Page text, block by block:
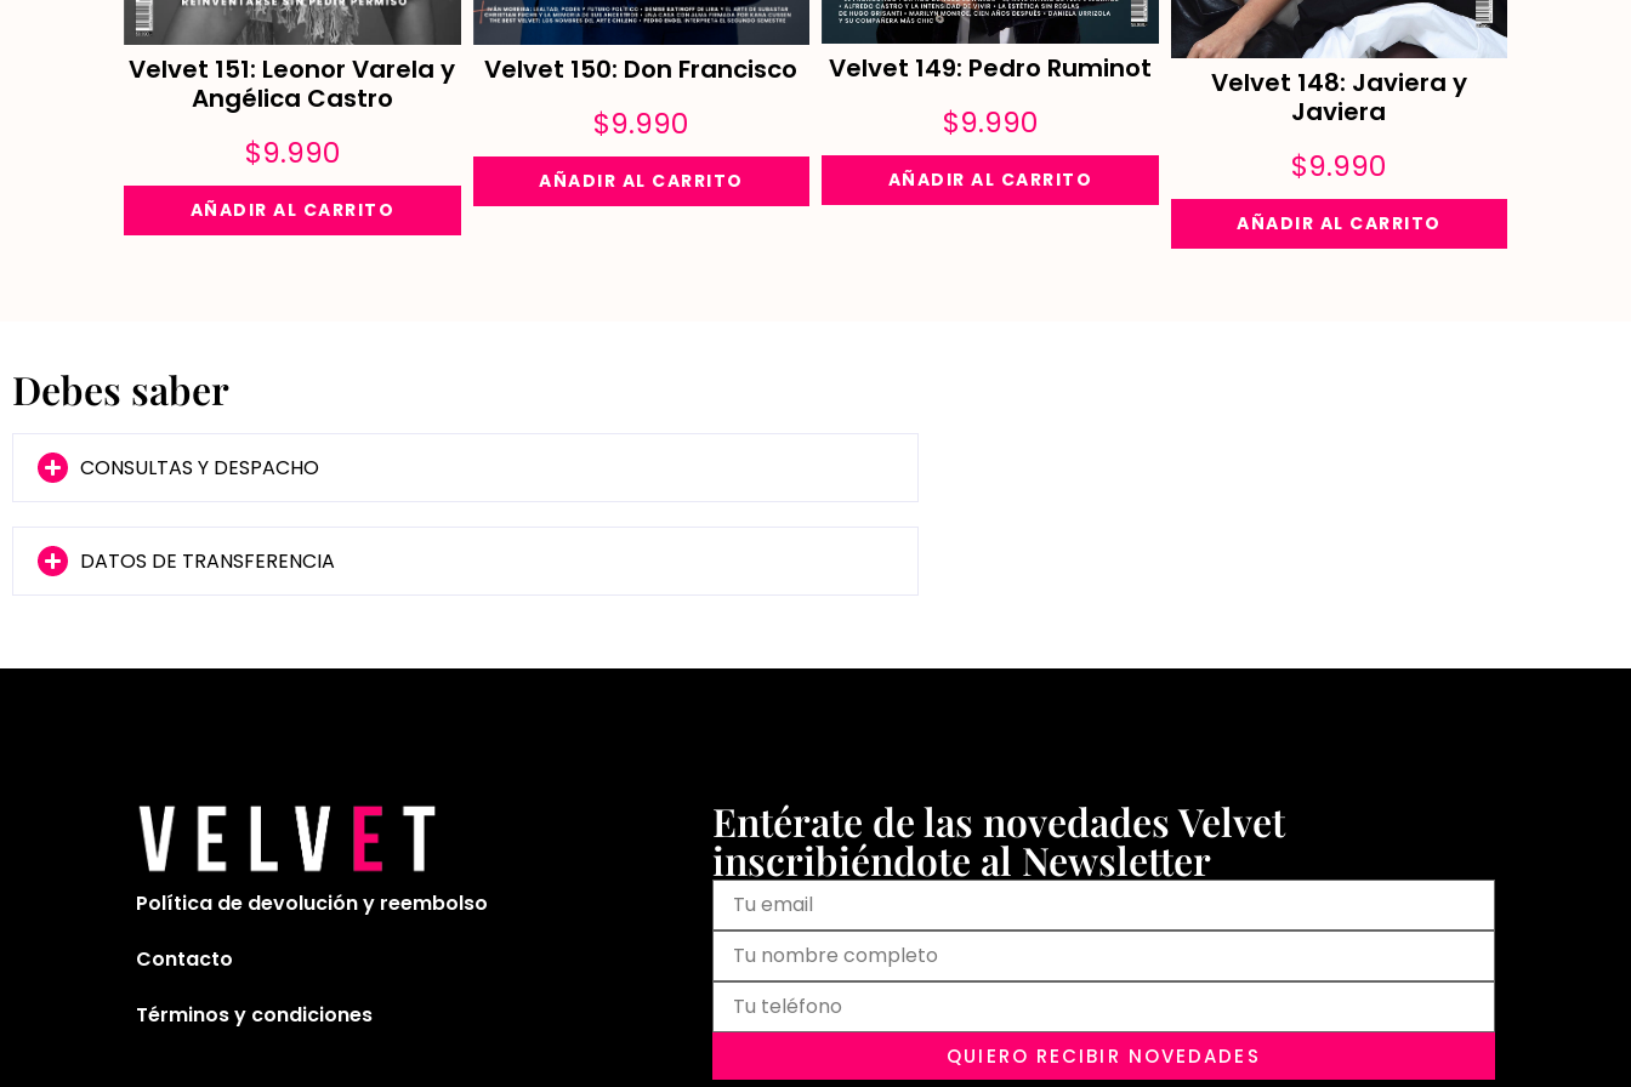
Velvet 151: Leonor Varela y
Angélica Castro
$9.990
AÑADIR AL CARRITO
Velvet 150: Don Francisco
$9.990
AÑADIR AL CARRITO
Velvet 149: Pedro Ruminot
$9.990
AÑADIR AL CARRITO
Velvet 148: Javiera y
Javiera
$9.990
AÑADIR AL CARRITO
Debes saber
CONSULTAS Y DESPACHO
DATOS DE TRANSFERENCIA
Política de devolución y reembolso
Contacto
Términos y condiciones
Entérate de las novedades Velvet
inscribiéndote al Newsletter
QUIERO RECIBIR NOVEDADES